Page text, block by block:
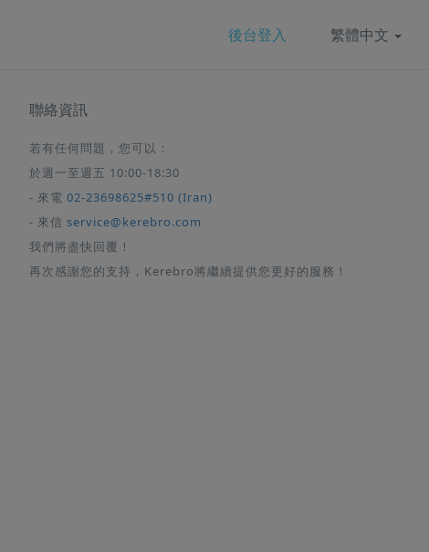
後台登入 繁體中文
聯絡資訊
若有任何問題，您可以：
於週一至週五 10:00-18:30
- 來電 02-23698625#510 (Iran)
- 來信 service@kerebro.com
我們將盡快回覆！
再次感謝您的支持，Kerebro將繼續提供您更好的服務！